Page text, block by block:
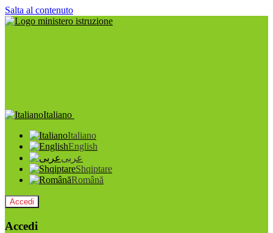
Salta al contenuto
Italiano
Italiano
English
عربى
Shqiptare
Română
Accedi
Accedi